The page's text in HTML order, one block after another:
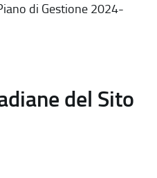
di Gestione 2024-
del Sito